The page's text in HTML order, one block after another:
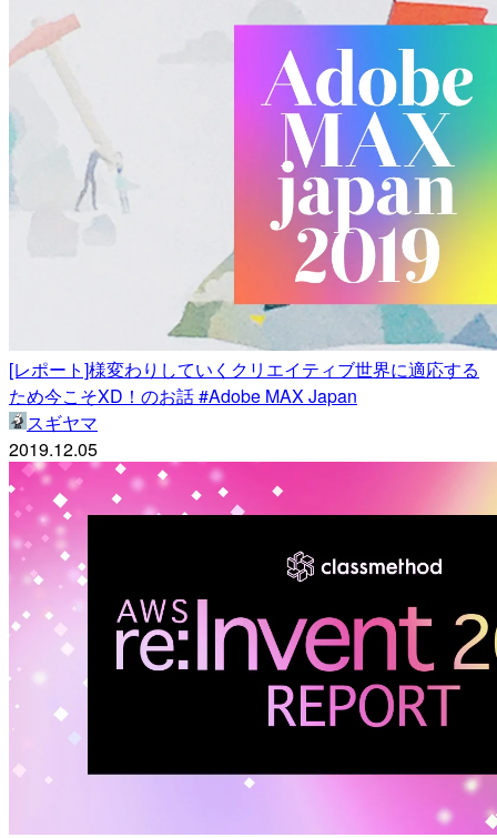
[レポート]様変わりしていくクリエイティブ世界に適応する
ため今こそXD！のお話 #Adobe MAX Japan
スギヤマ
2019.12.05